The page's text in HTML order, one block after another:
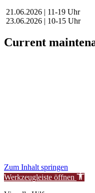
21.06.2026 | 11-19 Uhr
23.06.2026 | 10-15 Uhr
Current
Zum Inhalt springen
Werkzeugleiste öffnen